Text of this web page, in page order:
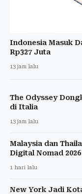
Indonesia Masuk
Rp327 Juta
13 jam lalu
The Odyssey
di Italia
13 jam lalu
Malaysia dan
Digital Nomad 2026
1 hari lalu
New York Jadi